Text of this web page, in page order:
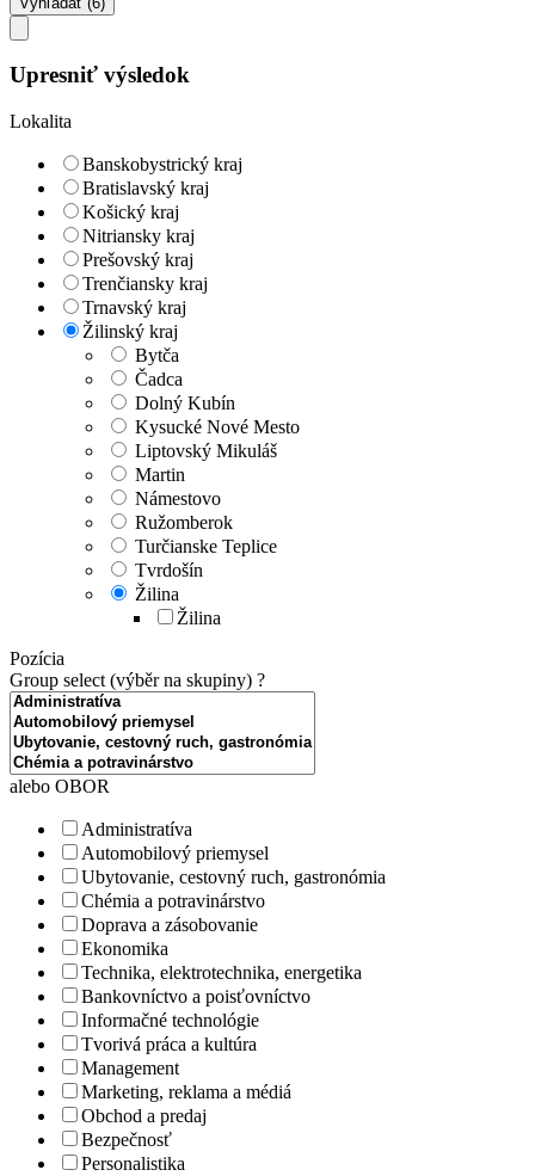
Upresniť výsledok
Lokalita
Banskobystrický kraj
Bratislavský kraj
Košický kraj
Nitriansky kraj
Prešovský kraj
Trenčiansky kraj
Trnavský kraj
Žilinský kraj
Bytča
Čadca
Dolný Kubín
Kysucké Nové Mesto
Liptovský Mikuláš
Martin
Námestovo
Ružomberok
Turčianske Teplice
Tvrdošín
Žilina
Žilina
Pozícia
Group select (výběr na skupiny) ?
alebo OBOR
Administratíva
Automobilový priemysel
Ubytovanie, cestovný ruch, gastronómia
Chémia a potravinárstvo
Doprava a zásobovanie
Ekonomika
Technika, elektrotechnika, energetika
Bankovníctvo a poisťovníctvo
Informačné technológie
Tvorivá práca a kultúra
Management
Marketing, reklama a médiá
Obchod a predaj
Bezpečnosť
Personalistika